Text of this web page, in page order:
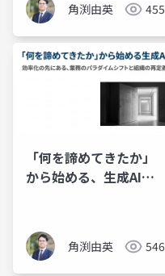
角渕由英 455
「何を諦めてきたか」
から始める、生成AIの
角渕由英 546